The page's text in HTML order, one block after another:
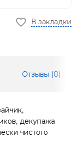
В закладки
Отзывы (0)
декупажа
чистого